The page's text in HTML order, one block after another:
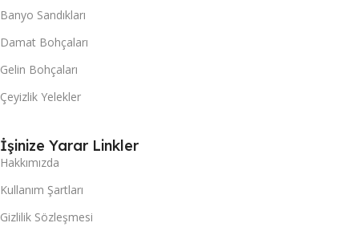
Banyo Sandıkları
Damat Bohçaları
Gelin Bohçaları
Çeyizlik Yelekler
İşinize Yarar Linkler
Hakkımızda
Kullanım Şartları
Gizlilik Sözleşmesi